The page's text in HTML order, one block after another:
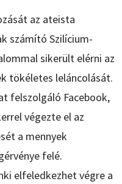
az ateista
számító Szilícium-
sikerült elérni az
tökéletes leláncolását.
felszolgáló Facebook,
végezte el az
a mennyek
felé.
elfeledkezhet végre a